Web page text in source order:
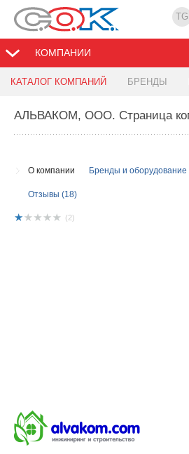
TG
КОМПАНИИ
КАТАЛОГ КОМПАНИЙ БРЕНДЫ
АЛЬВАКОМ, ООО. Страница
О компании Бренды и оборудование
Отзывы (18)
(2)